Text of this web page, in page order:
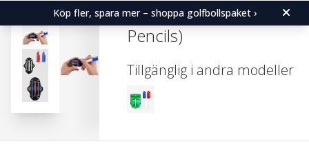
Köp fler, spara mer – shoppa golfbollspaket ›
Golf Ball Alignment
Pencils)
Tillgänglig i andra modeller